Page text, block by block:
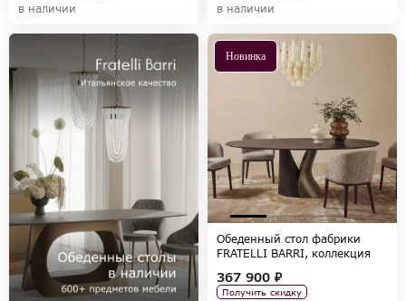
в наличии в наличии
Новинка
Обеденный стол фабрики
FRATELLI BARRI, коллекция
367 900 ₽
Получить скидку